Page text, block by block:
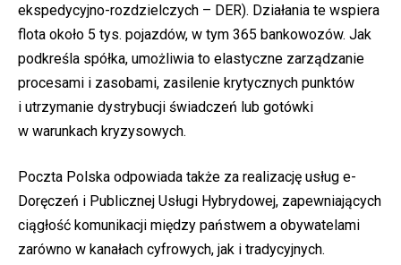
ekspedycyjno-rozdzielczych – DER). Działania te wspiera
flota około 5 tys. pojazdów, w tym 365 bankowozów. Jak
podkreśla spółka, umożliwia to elastyczne zarządzanie
procesami i zasobami, zasilenie krytycznych punktów
i utrzymanie dystrybucji świadczeń lub gotówki
w warunkach kryzysowych.
Poczta Polska odpowiada także za realizację usług e-
Doręczeń i Publicznej Usługi Hybrydowej, zapewniających
ciągłość komunikacji między państwem a obywatelami
zarówno w kanałach cyfrowych, jak i tradycyjnych.